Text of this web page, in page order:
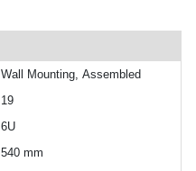
Wall Mounting, Assembled
19
6U
540 mm